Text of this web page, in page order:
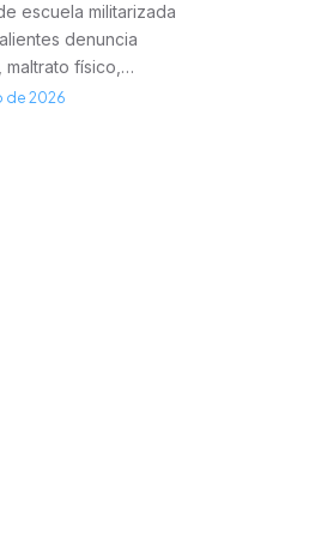
escuela militarizada
denuncia
maltrato físico,…
de 2026